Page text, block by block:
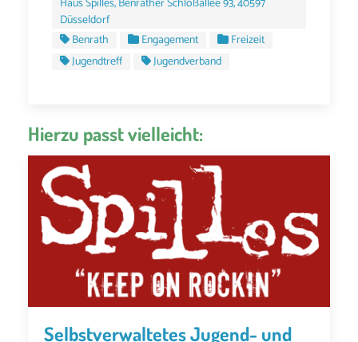
Düsseldorf
Benrath
Engagement
Freizeit
Jugendtreff
Jugendverband
Hierzu passt vielleicht:
Selbstverwaltetes Jugend- und